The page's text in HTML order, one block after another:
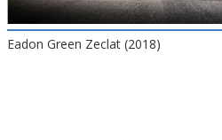
Eadon Green Zeclat (2018)